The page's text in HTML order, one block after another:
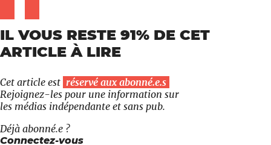
IL VOUS RESTE 91% DE CET
ARTICLE À LIRE
Cet article est réservé aux abonné.e.s
Rejoignez-les pour une information sur
les médias indépendante et sans pub.
Déjà abonné.e ?
Connectez-vous